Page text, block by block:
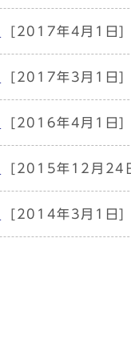
[2017年4月1日]
[2017年3月1日]
[2016年4月1日]
[2015年12月24
[2014年3月1日]